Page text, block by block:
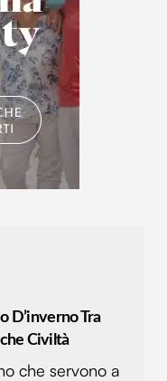
D’inverno Tra
Civiltà
che servono a